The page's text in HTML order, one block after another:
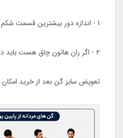
1 - اندازه دور بیشترین قسمت شکم
2 - اگر ران هاتون چاق هست باید دور ران ها را لحاظ نمایید
تعویض سایز گن بعد از خرید امکان